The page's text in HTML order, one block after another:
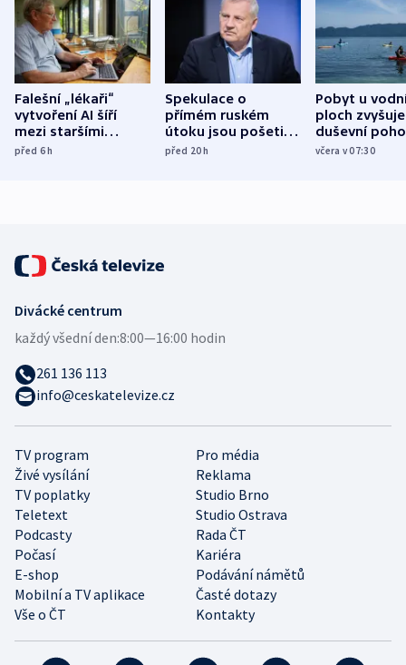
Falešní „lékaři“
vytvoření AI šíří
mezi staršími
Poláky nebezpečné
před 6h
Spekulace o
přímém ruském
útoku jsou pošetilé,
míní estonský
před 20h
Pobyt u
ploch zvyšuje
duševní
ukázala
včera v 07:30
TV program
Pro média
Živé vysílání
Reklama
TV poplatky
Studio Brno
Teletext
Studio Ostrava
Podcasty
Rada ČT
Počasí
Kariéra
E-shop
Podávání námětů
Mobilní a TV aplikace
Časté dotazy
Vše o ČT
Kontakty
Divácké centrum
každý všední den:8:00—16:00 hodin
261 136 113
info@ceskatelevize.cz